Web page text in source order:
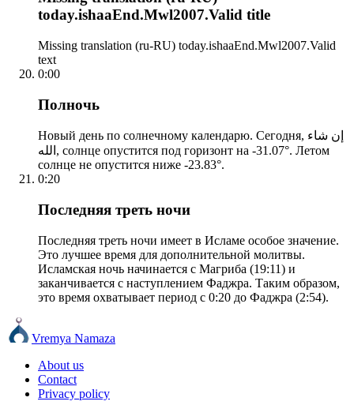
today.ishaaEnd.Mwl2007.Valid title
Missing translation (ru-RU) today.ishaaEnd.Mwl2007.Valid
text
0:00
Полночь
Новый день по солнечному календарю. Сегодня, إن شاء
الله, солнце опустится под горизонт на -31.07°. Летом
солнце не опустится ниже -23.83°.
0:20
Последняя треть ночи
Последняя треть ночи имеет в Исламе особое значение.
Это лучшее время для дополнительной молитвы.
Исламская ночь начинается с Магриба (19:11) и
заканчивается с наступлением Фаджра. Таким образом,
это время охватывает период с 0:20 до Фаджра (2:54).
Vremya Namaza
About us
Contact
Privacy policy